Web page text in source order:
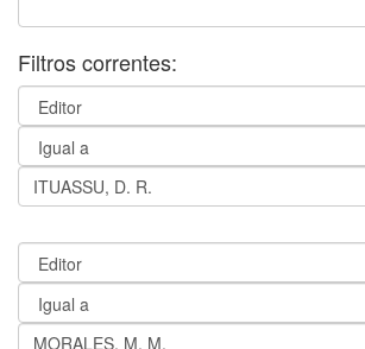
Filtros correntes: